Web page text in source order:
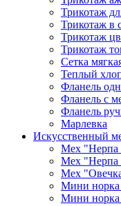
Трикотаж
Трикотаж в
Трикотаж
Трикотаж
Сетка
Теплый
Фланель
Фланель с
Фланель
Марлевка
Искусственный
Мех "Нерпа
Мех "Нерпа
Мех
Мини норка
Мини